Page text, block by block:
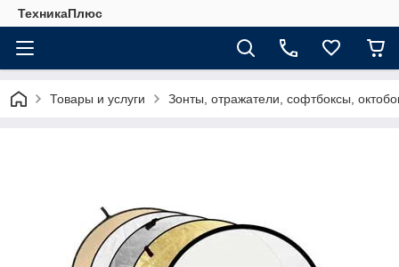
ТехникаПлюс
Товары и услуги Зонты, отражатели, софтбоксы,